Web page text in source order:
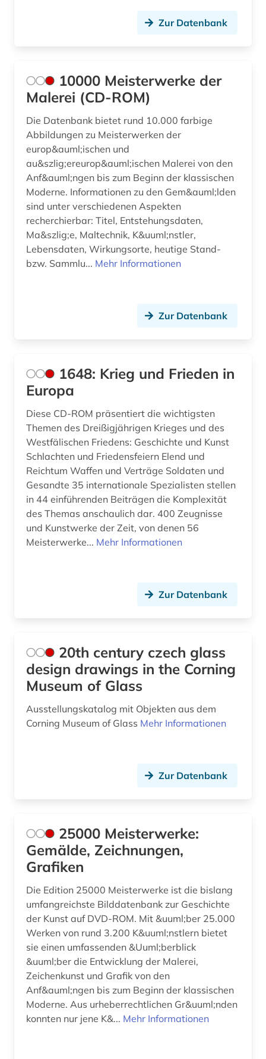
brücke (1)
brückenbau (1)
brüssel (1)
buch (1)
buchauktion (1)
buchdrucker (1)
bucheinband (1)
buchrolle (1)
buddhismus (1)
burg (1)
busch (1)
böhmische länder (1)
bühnenbild (1)
capello (1)
caspar david (3)
charles (1)
chemie (6)
china (3)
christliche kunst (5)
cicognara (1)
comic (6)
comiczeichner (1)
computerkunst (1)
corinth (1)
courtauld institute of art <london> (1)
Zur Datenbank
10000 Meisterwerke der
Malerei (CD-ROM)
Die Datenbank bietet rund 10.000 farbige
Abbildungen zu Meisterwerken der
europ&auml;ischen und
au&szlig;ereurop&auml;ischen Malerei von den
Anf&auml;ngen bis zum Beginn der klassischen
Moderne. Informationen zu den Gem&auml;lden
sind unter verschiedenen Aspekten
recherchierbar: Titel, Entstehungsdaten,
Ma&szlig;e, Maltechnik, K&uuml;nstler,
Lebensdaten, Wirkungsorte, heutige Stand-
bzw. Sammlu... Mehr Informationen
Zur Datenbank
1648: Krieg und Frieden in
Europa
Diese CD-ROM präsentiert die wichtigsten
Themen des Dreißigjährigen Krieges und des
Westfälischen Friedens: Geschichte und Kunst
Schlachten und Friedensfeiern Elend und
Reichtum Waffen und Verträge Soldaten und
Gesandte 35 internationale Spezialisten stellen
in 44 einführenden Beiträgen die Komplexität
des Themas anschaulich dar. 400 Zeugnisse
und Kunstwerke der Zeit, von denen 56
Meisterwerke... Mehr Informationen
Zur Datenbank
20th century czech glass
design drawings in the Corning
Museum of Glass
Ausstellungskatalog mit Objekten aus dem
Corning Museum of Glass Mehr Informationen
Zur Datenbank
25000 Meisterwerke:
Gemälde, Zeichnungen,
Grafiken
Die Edition 25000 Meisterwerke ist die bislang
umfangreichste Bilddatenbank zur Geschichte
der Kunst auf DVD-ROM. Mit &uuml;ber 25.000
Werken von rund 3.200 K&uuml;nstlern bietet
sie einen umfassenden &Uuml;berblick
&uuml;ber die Entwicklung der Malerei,
Zeichenkunst und Grafik von den
Anf&auml;ngen bis zum Beginn der klassischen
Moderne. Aus urheberrechtlichen Gr&uuml;nden
konnten nur jene K&... Mehr Informationen